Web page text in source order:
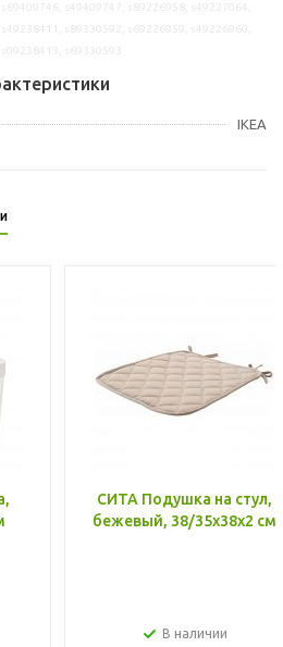
IKEA
СИТА Подушка на стул,
бежевый, 38/35x38x2 см
В наличии